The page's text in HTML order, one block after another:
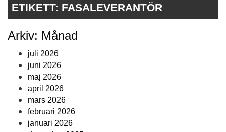
ETIKETT: FASALEVERANTÖR
Arkiv: Månad
juli 2026
juni 2026
maj 2026
april 2026
mars 2026
februari 2026
januari 2026